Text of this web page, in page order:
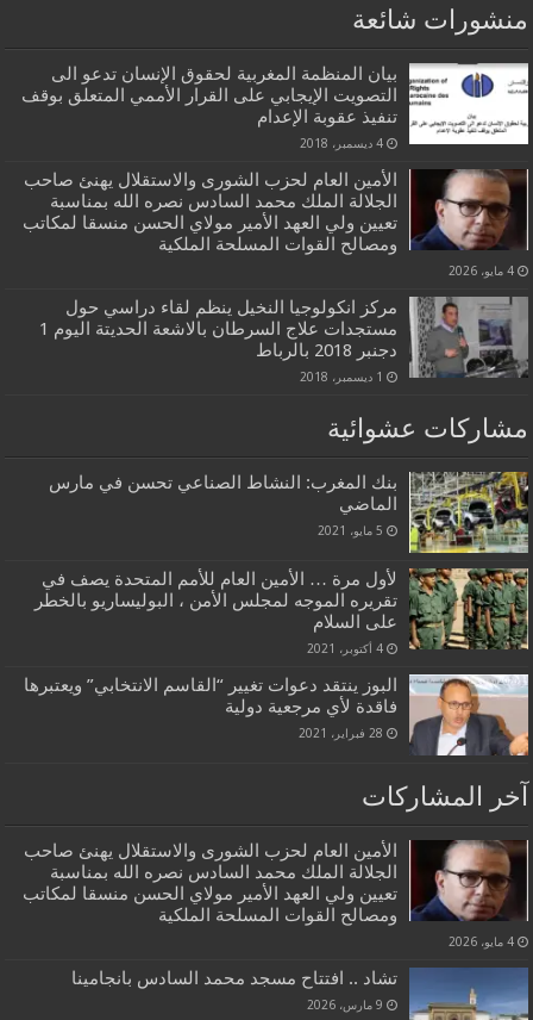
منشورات شائعة
بيان المنظمة المغربية لحقوق الإنسان تدعو الى
التصويت الإيجابي على القرار الأممي المتعلق بوقف
تنفيذ عقوبة الإعدام
4 ديسمبر، 2018
الأمين العام لحزب الشورى والاستقلال يهنئ صاحب
الجلالة الملك محمد السادس نصره الله بمناسبة
تعيين ولي العهد الأمير مولاي الحسن منسقا لمكاتب
ومصالح القوات المسلحة الملكية
4 مايو، 2026
مركز انكولوجيا النخيل ينظم لقاء دراسي حول
مستجدات علاج السرطان بالاشعة الحديتة اليوم 1
دجنبر 2018 بالرباط
1 ديسمبر، 2018
مشاركات عشوائية
بنك المغرب: النشاط الصناعي تحسن في مارس
الماضي
5 مايو، 2021
لأول مرة … الأمين العام للأمم المتحدة يصف في
تقريره الموجه لمجلس الأمن ، البوليساريو بالخطر
على السلام
4 أكتوبر، 2021
البوز ينتقد دعوات تغيير “القاسم الانتخابي” ويعتبرها
فاقدة لأي مرجعية دولية
28 فبراير، 2021
آخر المشاركات
الأمين العام لحزب الشورى والاستقلال يهنئ صاحب
الجلالة الملك محمد السادس نصره الله بمناسبة
تعيين ولي العهد الأمير مولاي الحسن منسقا لمكاتب
ومصالح القوات المسلحة الملكية
4 مايو، 2026
تشاد .. افتتاح مسجد محمد السادس بانجامينا
9 مارس، 2026